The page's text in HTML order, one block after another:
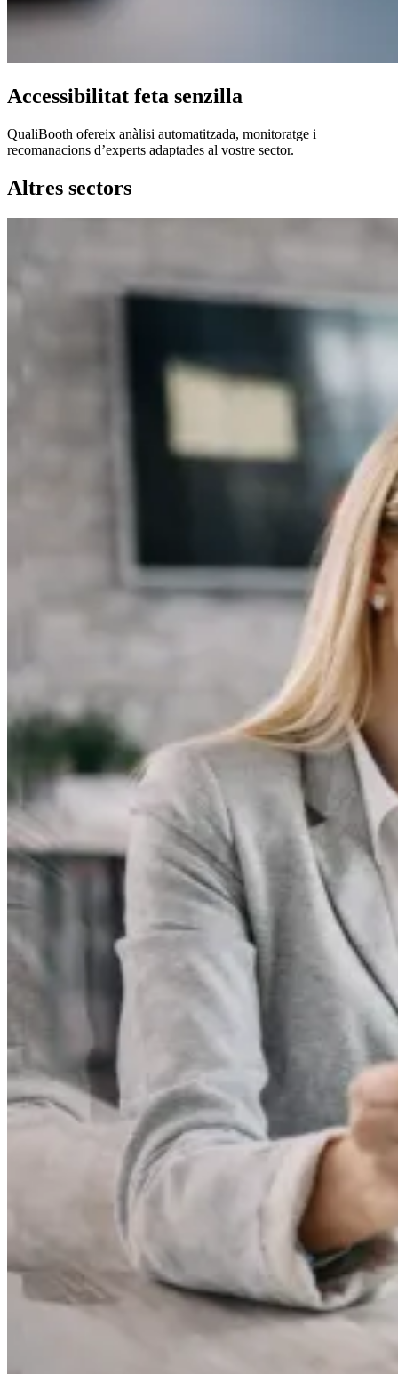
Accessibilitat feta senzilla
QualiBooth ofereix anàlisi automatitzada, monitoratge i
recomanacions d’experts adaptades al vostre sector.
Altres sectors